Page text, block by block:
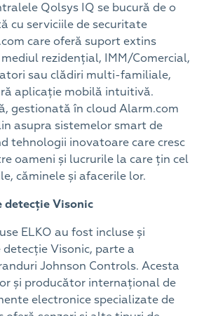
Qolsys IQ se bucură de o
cu serviciile de securitate
care oferă suport extins
rezidențial, IMM/Comercial,
sau clădiri multi-familiale,
aplicație mobilă intuitivă.
gestionată în cloud Alarm.com
asupra sistemelor smart de
tehnologii inovatoare care cresc
oameni și lucrurile la care țin cel
căminele și afacerile lor.
detecție Visonic
ELKO au fost incluse și
Visonic, parte a
Johnson Controls. Acesta
și producător internațional de
electronice specializate de